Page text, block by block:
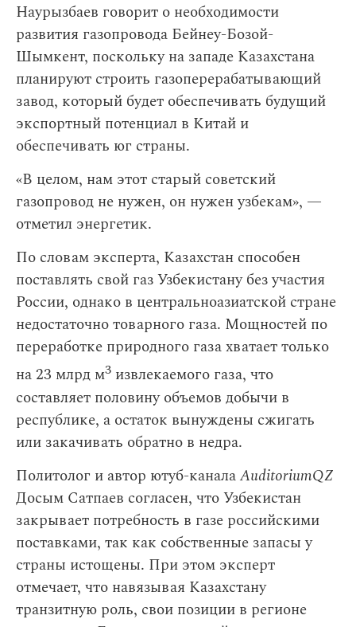
Наурызбаев говорит о необходимости
развития газопровода Бейнеу-Бозой-
Шымкент, поскольку на западе Казахстана
планируют строить газоперерабатывающий
завод, который будет обеспечивать будущий
экспортный потенциал в Китай и
обеспечивать юг страны.
«В целом, нам этот старый советский
газопровод не нужен, он нужен узбекам», —
отметил энергетик.
По словам эксперта, Казахстан способен
поставлять свой газ Узбекистану без участия
России, однако в центральноазиатской стране
недостаточно товарного газа. Мощностей по
переработке природного газа хватает только
на 23 млрд м3 извлекаемого газа, что
составляет половину объемов добычи в
республике, а остаток вынуждены сжигать
или закачивать обратно в недра.
Политолог и автор ютуб-каналаAuditoriumQZ
Досым Сатпаев согласен, что Узбекистан
закрывает потребность в газе российскими
поставками, так как собственные запасы у
страны истощены. При этом эксперт
отмечает, что навязывая Казахстану
транзитную роль, свои позиции в регионе